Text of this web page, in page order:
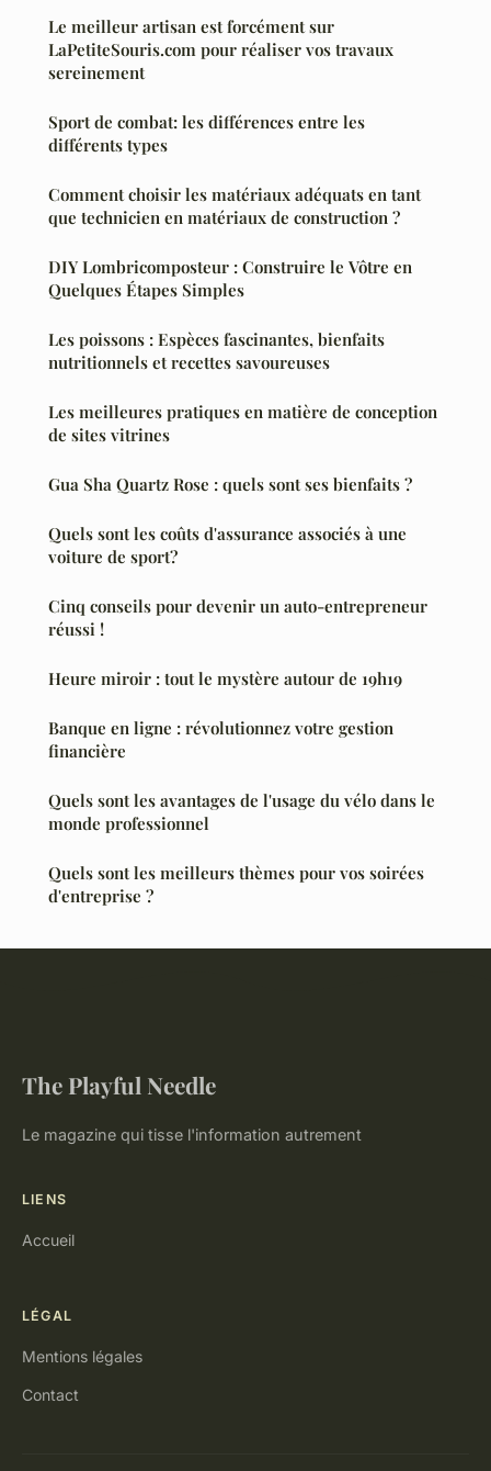
Le meilleur artisan est forcément sur
LaPetiteSouris.com pour réaliser vos travaux
sereinement
Sport de combat: les différences entre les
différents types
Comment choisir les matériaux adéquats en tant
que technicien en matériaux de construction ?
DIY Lombricomposteur : Construire le Vôtre en
Quelques Étapes Simples
Les poissons : Espèces fascinantes, bienfaits
nutritionnels et recettes savoureuses
Les meilleures pratiques en matière de conception
de sites vitrines
Gua Sha Quartz Rose : quels sont ses bienfaits ?
Quels sont les coûts d'assurance associés à une
voiture de sport?
Cinq conseils pour devenir un auto-entrepreneur
réussi !
Heure miroir : tout le mystère autour de 19h19
Banque en ligne : révolutionnez votre gestion
financière
Quels sont les avantages de l'usage du vélo dans le
monde professionnel
Quels sont les meilleurs thèmes pour vos soirées
d'entreprise ?
The Playful Needle
Le magazine qui tisse l'information autrement
LIENS
Accueil
LÉGAL
Mentions légales
Contact